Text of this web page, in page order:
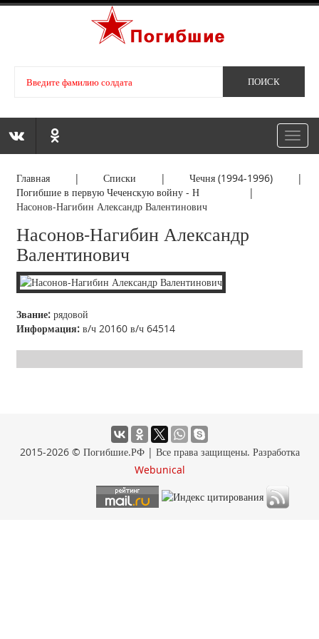
Главная |Списки |Чечня (1994-1996) |
Погибшие в первую Чеченскую войну - Н |
Насонов-Нагибин Александр Валентинович
Насонов-Нагибин Александр
Валентинович
Звание: рядовой
Информация: в/ч 20160 в/ч 64514
2015-2026 © Погибшие.РФ | Все права защищены. Разработка
Webunical